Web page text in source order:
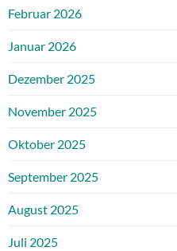
Februar 2026
Januar 2026
Dezember 2025
November 2025
Oktober 2025
September 2025
August 2025
Juli 2025